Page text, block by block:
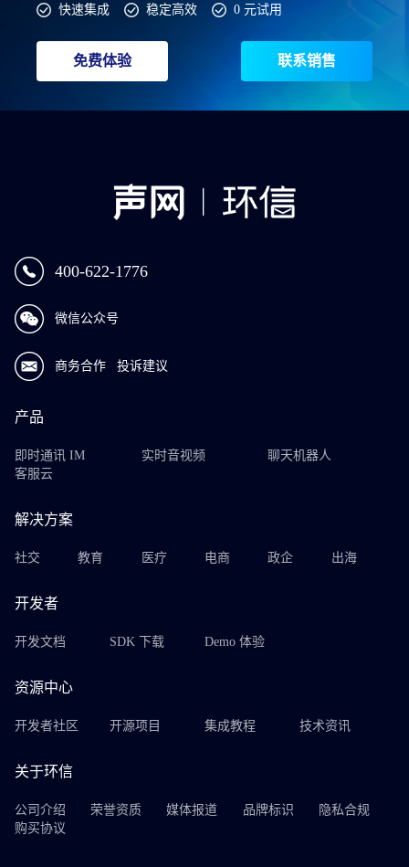
快速集成 稳定高效 0 元试用
免费体验 联系销售
400-622-1776
微信公众号
商务合作 投诉建议
产品
即时通讯 IM 实时音视频
聊天机器人
客服云
解决方案
社交 教育 医疗 电商 政企 出海
开发者
开发文档 SDK 下载 Demo 体验
资源中心
开发者社区 开源项目 集成教程 技术资讯
关于环信
公司介绍 荣誉资质 媒体报道 品牌标识
隐私合规
购买协议